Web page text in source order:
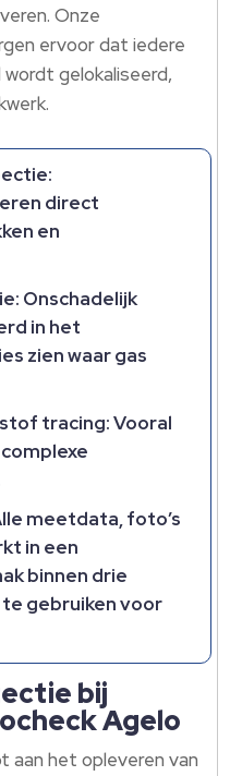
Onze
ervoor dat iedere
gelokaliseerd,
direct
en
Onschadelijk
in het
zien waar gas
tracing: Vooral
meetdata, foto’s
in een
binnen drie
gebruiken voor
bij
Agelo
het opleveren van